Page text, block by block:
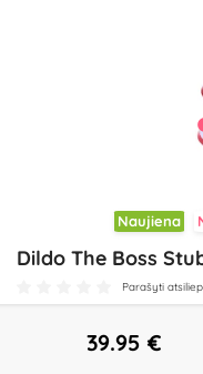
Naujiena
Dildo The Boss
Parašyti
39.95 €